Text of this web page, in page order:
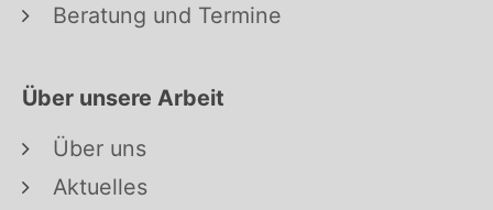
Beratung und Termine
Über unsere Arbeit
Über uns
Aktuelles